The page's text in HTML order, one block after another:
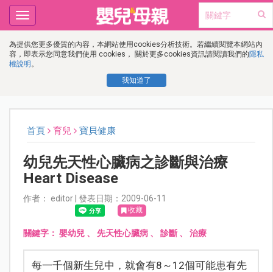
為提供您更多優質的內容，本網站使用cookies分析技術。若繼續閱覽本網站內
容，即表示您同意我們使用 cookies， 關於更多cookies資訊請閱讀我們的隱私
權說明 。
我知道了
Toggle
navigation
首頁 育兒 寶貝健康
幼兒先天性心臟病之診斷與治療
Heart Disease
作者： editor | 發表日期：2009-06-11
收藏
關鍵字： 嬰幼兒、 先天性心臟病、 診斷、 治療
每一千個新生兒中，就會有8～12個可能患有先